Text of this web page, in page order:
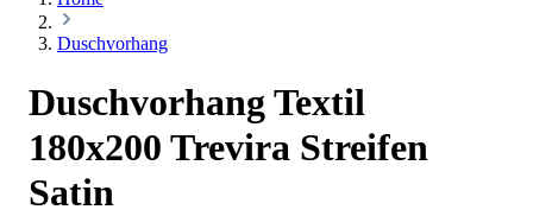
Duschvorhang
Duschvorhang Textil
180x200 Trevira Streifen
Satin